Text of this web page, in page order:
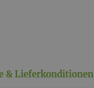
& Lieferkonditionen